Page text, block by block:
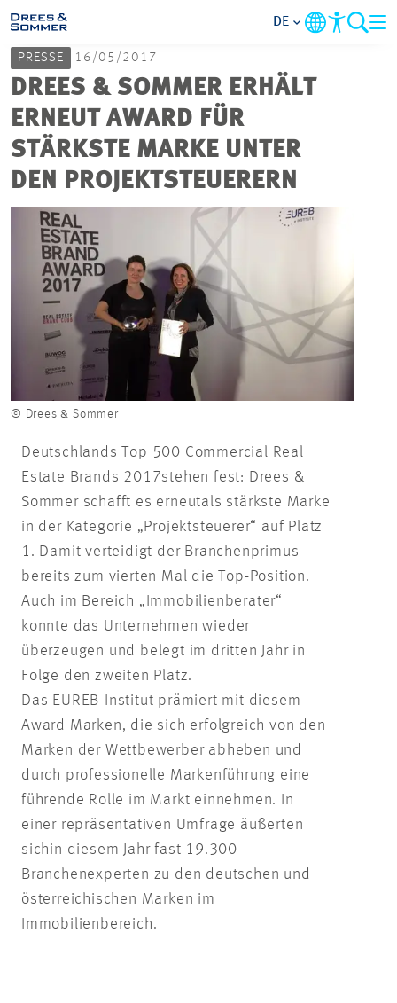
MARKETS
SERVICES
UNTERNEHMEN
IM FOKUS
KARRIERE
PROJEKTE
KONTAKT
DE
PRESSE 16/05/2017
DREES & SOMMER ERHÄLT
ERNEUT AWARD FÜR
STÄRKSTE MARKE UNTER
DEN PROJEKTSTEUERERN
© Drees & Sommer
Deutschlands Top 500 Commercial Real
Estate Brands 2017stehen fest: Drees &
Sommer schafft es erneutals stärkste Marke
in der Kategorie „Projektsteuerer“ auf Platz
1. Damit verteidigt der Branchenprimus
bereits zum vierten Mal die Top-Position.
Auch im Bereich „Immobilienberater“
konnte das Unternehmen wieder
überzeugen und belegt im dritten Jahr in
Folge den zweiten Platz.
Das EUREB-Institut prämiert mit diesem
Award Marken, die sich erfolgreich von den
Marken der Wettbewerber abheben und
durch professionelle Markenführung eine
führende Rolle im Markt einnehmen. In
einer repräsentativen Umfrage äußerten
sichin diesem Jahr fast 19.300
Branchenexperten zu den deutschen und
österreichischen Marken im
Immobilienbereich.